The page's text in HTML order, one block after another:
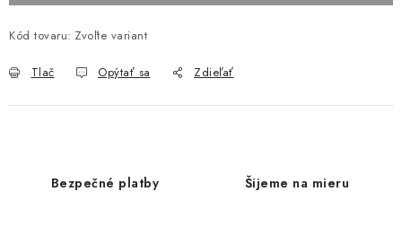
Kód tovaru: Zvoľte variant
Tlač Opýtať sa Zdieľať
Bezpečné platby Šijeme na mieru